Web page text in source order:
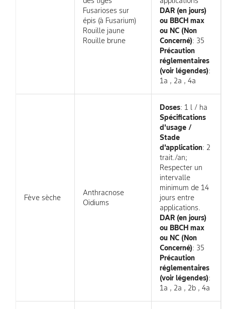
Fusarioses sur
épis (à Fusarium)
Rouille jaune
Rouille brune
DAR (en jours)
ou BBCH max
ou NC (Non
Concerné): 35
Précaution
réglementaires
(voir légendes):
1a , 2a , 4a
Fève sèche
Anthracnose
Oïdiums
Doses: 1 l / ha
Spécifications
d'usage /
Stade
d'application: 2
trait./an;
Respecter un
intervalle
minimum de 14
jours entre
applications.
DAR (en jours)
ou BBCH max
ou NC (Non
Concerné): 35
Précaution
réglementaires
(voir légendes):
1a , 2a , 2b , 4a